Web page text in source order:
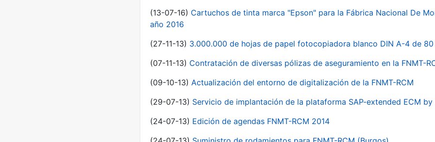
(13-07-16) Cartuchos de tinta marca "Epson" para la Fábrica Nacional De
año 2016
(27-11-13) 3.000.000 de hojas de papel fotocopiadora blanco DIN A-4 de 80
(07-11-13) Contratación de diversas pólizas de aseguramiento en la FNMT-
(09-10-13) Actualización del entorno de digitalización de la FNMT-RCM
(29-07-13) Servicio de implantación de la plataforma SAP-extended ECM by
(24-07-13) Edición de agendas FNMT-RCM 2014